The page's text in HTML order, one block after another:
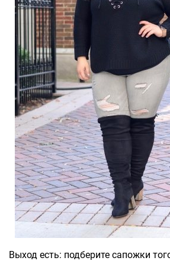
Выход есть: подберите сапожки